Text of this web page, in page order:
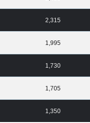
2,315
1,995
1,730
1,705
1,350